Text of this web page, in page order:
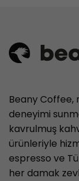
Beany Coffee,
deneyimi
kavrulmuş
ürünleriyle
espresso ve
her damak